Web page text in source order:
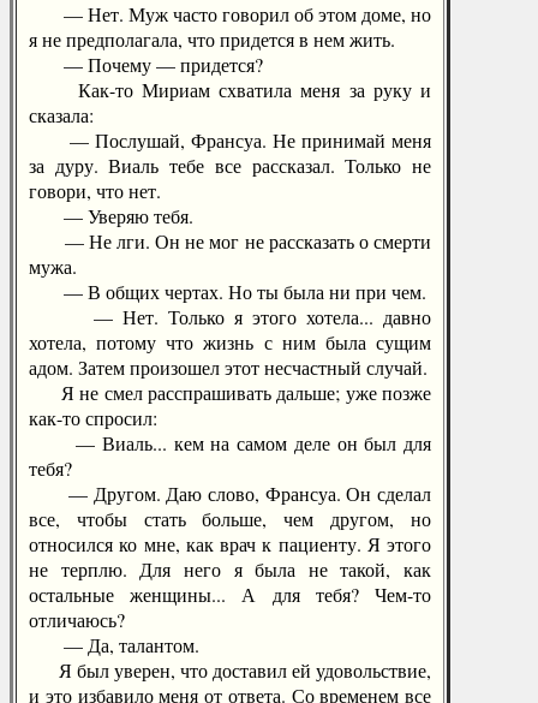
— Нет. Муж часто говорил об этом доме, но
я не предполагала, что придется в нем жить.
— Почему — придется?
Как-то Мириам схватила меня за руку и
сказала:
— Послушай, Франсуа. Не принимай меня
за дуру. Виаль тебе все рассказал. Только не
говори, что нет.
— Уверяю тебя.
— Не лги. Он не мог не рассказать о смерти
мужа.
— В общих чертах. Но ты была ни при чем.
— Нет. Только я этого хотела... давно
хотела, потому что жизнь с ним была сущим
адом. Затем произошел этот несчастный случай.
Я не смел расспрашивать дальше; уже позже
как-то спросил:
— Виаль... кем на самом деле он был для
тебя?
— Другом. Даю слово, Франсуа. Он сделал
все, чтобы стать больше, чем другом, но
относился ко мне, как врач к пациенту. Я этого
не терплю. Для него я была не такой, как
остальные женщины... А для тебя? Чем-то
отличаюсь?
— Да, талантом.
Я был уверен, что доставил ей удовольствие,
и это избавило меня от ответа. Со временем все